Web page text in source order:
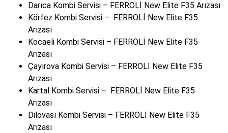
Darıca Kombi Servisi – FERROLİ New Elite F35 Arızası
Körfez Kombi Servisi – FERROLİ New Elite F35
Arızası
Kocaeli Kombi Servisi – FERROLİ New Elite F35
Arızası
Çayırova Kombi Servisi – FERROLİ New Elite F35
Arızası
Kartal Kombi Servisi – FERROLİ New Elite F35
Arızası
Dilovası Kombi Servisi – FERROLİ New Elite F35
Arızası